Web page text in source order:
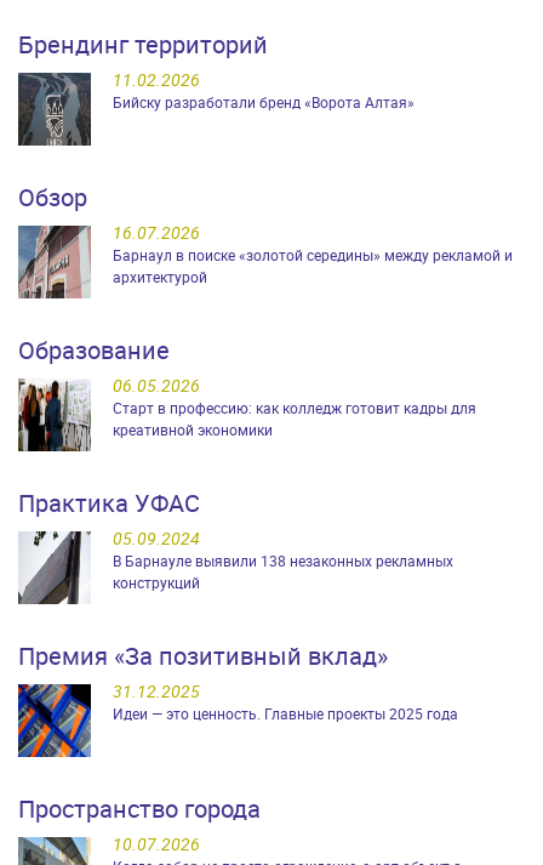
Брендинг территорий
11.02.2026
Бийску разработали бренд «Ворота Алтая»
Обзор
16.07.2026
Барнаул в поиске «золотой середины» между рекламой и
архитектурой
Образование
06.05.2026
Старт в профессию: как колледж готовит кадры для
креативной экономики
Практика УФАС
05.09.2024
В Барнауле выявили 138 незаконных рекламных
конструкций
Премия «За позитивный вклад»
31.12.2025
Идеи — это ценность. Главные проекты 2025 года
Пространство города
10.07.2026